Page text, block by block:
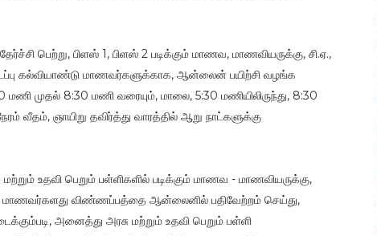
பெற்று, பிளஸ் 1, பிளஸ் 2 படிக்கும் மாணவ, மாணவியருக்கு, சி.ஏ.,
நடப்பு கல்வியாண்டு மாணவர்களுக்காக, ஆன்லைன் பயிற்சி வழங்க
மணி முதல் 8:30 மணி வரையும், மாலை, 5:30 மணியிலிருந்து, 8:30
வீதம், ஞாயிறு தவிர்த்து வாரத்தில் ஆறு நாட்களுக்கு
உதவி பெறும் பள்ளிகளில் படிக்கும் மாணவ - மாணவியருக்கு,
மாணவர்களது விண்ணப்பத்தை ஆன்லைனில் பதிவேற்றம் செய்து,
அனைத்து அரசு மற்றும் உதவி பெறும் பள்ளி